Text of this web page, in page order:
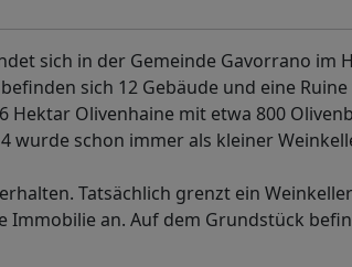
sich in der Gemeinde Gavorrano im
sich 12 Gebäude und eine
Hektar Olivenhaine mit etwa 800
wurde schon immer als kleiner
Tatsächlich grenzt ein
an. Auf dem Grundstück